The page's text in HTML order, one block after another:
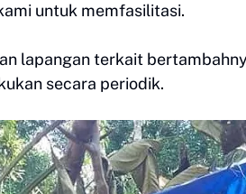
untuk memfasilitasi.
lapangan terkait
secara periodik.